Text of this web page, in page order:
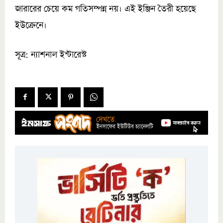
জারারের চেয়ে কম গতিসম্পন্ন নয়। এই ইঞ্জিন তৈরী হয়েছে
ইউক্রেনে।
সূত্র: ন্যাশনাল ইন্টারেস্ট